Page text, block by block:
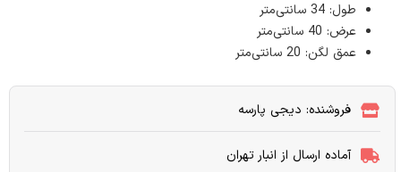
طول: 34 سانتی‌متر
عرض: 40 سانتی‌متر
عمق لگن: 20 سانتی‌متر
فروشنده: دیجی پارسه
آماده ارسال از انبار تهران